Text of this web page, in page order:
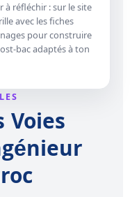
à réfléchir : sur le site
avec les fiches
pour construire
bac adaptés à ton
Voies